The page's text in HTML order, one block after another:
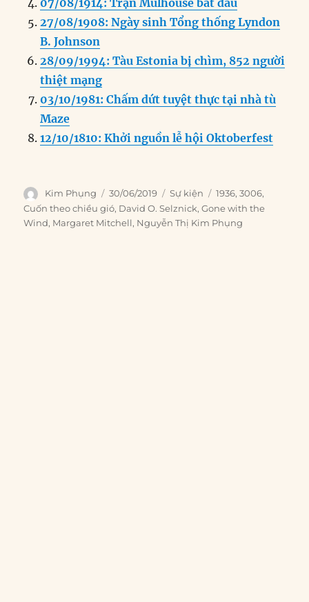
k
07/08/1914: Trận Mulhouse bắt đầu
27/08/1908: Ngày sinh Tổng thống Lyndon
B. Johnson
28/09/1994: Tàu Estonia bị chìm, 852 người
thiệt mạng
03/10/1981: Chấm dứt tuyệt thực tại nhà tù
Maze
12/10/1810: Khởi nguồn lễ hội Oktoberfest
Author
Kim Phụng
Posted
on
30/06/2019 Categories
Sự kiện Tags
1936,3006,
Cuốn theo chiều gió, David O. Selznick,Gone with the
Wind, Margaret Mitchell, Nguyễn Thị Kim Phụng